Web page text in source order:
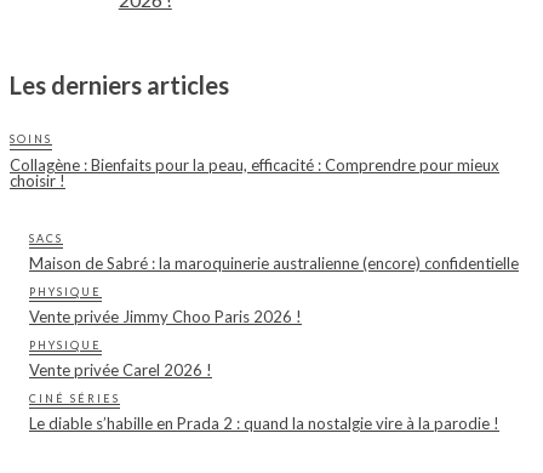
Les derniers articles
SOINS
Collagène : Bienfaits pour la peau, efficacité : Comprendre pour mieux
choisir !
SACS
Maison de Sabré : la maroquinerie australienne (encore) confidentielle
PHYSIQUE
Vente privée Jimmy Choo Paris 2026 !
PHYSIQUE
Vente privée Carel 2026 !
CINÉ SÉRIES
Le diable s’habille en Prada 2 : quand la nostalgie vire à la parodie !